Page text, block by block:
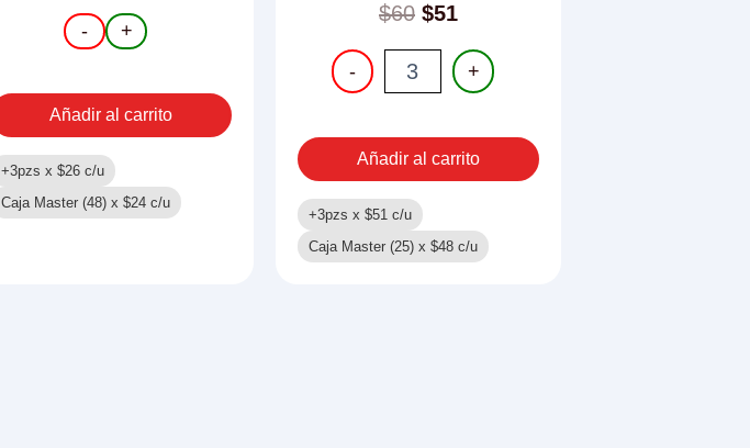
-
LIBRO
COLOREAR
PGS
PJMASK
cantidad
+
Añadir al carrito
+3pzs x $26 c/u
Caja Master (48) x $24 c/u
$60 $51
-
LIBRO
PARA
PGS
MINNIE
+
Añadir al carrito
+3pzs x $51 c/u
Caja Master (25) x $48 c/u